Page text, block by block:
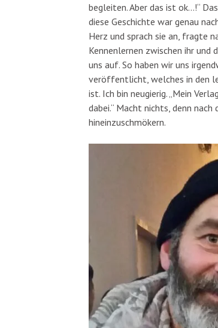
begleiten. Aber das ist ok…!“
diese Geschichte war genau
Herz und sprach sie an, fragte
Kennenlernen zwischen ihr und
uns auf. So haben wir uns
veröffentlicht, welches in den
ist. Ich bin neugierig. „Mein
dabei.“ Macht nichts, denn
hineinzuschmökern.